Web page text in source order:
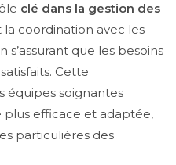
clé dans la gestion des
la coordination avec les
que les besoins
Cette
équipes soignantes
efficace et adaptée,
particulières des